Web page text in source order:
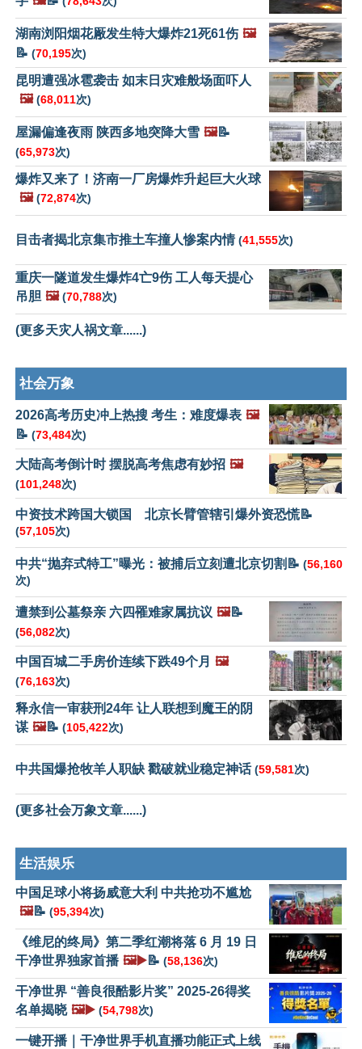
湖南浏阳烟花厰发生特大爆炸21死61伤 🖼️
📝 (70,195次)
昆明遭强冰雹袭击 如末日灾难般场面吓人
🖼️ (68,011次)
屋漏偏逢夜雨 陕西多地突降大雪 🖼️📝
(65,973次)
爆炸又来了！济南一厂房爆炸升起巨大火球
🖼️ (72,874次)
目击者揭北京集市推土车撞人惨案内情(41,555次)
重庆一隧道发生爆炸4亡9伤 工人每天提心
吊胆 🖼️ (70,788次)
(更多天灾人祸文章......)
社会万象
2026高考历史冲上热搜 考生：难度爆表 🖼️
📝 (73,484次)
大陆高考倒计时 摆脱高考焦虑有妙招 🖼️
(101,248次)
中资技术跨国大锁国 北京长臂管辖引爆外资恐慌📝
(57,105次)
中共“抛弃式特工”曝光：被捕后立刻遭北京切割📝 (56,160
次)
遭禁到公墓祭亲 六四罹难家属抗议 🖼️📝
(56,082次)
中国百城二手房价连续下跌49个月 🖼️
(76,163次)
释永信一审获刑24年 让人联想到魔王的阴
谋 🖼️📝 (105,422次)
中共国爆抢牧羊人职缺 戳破就业稳定神话(59,581次)
(更多社会万象文章......)
生活娱乐
中国足球小将扬威意大利 中共抢功不尴尬
🖼️📝 (95,394次)
《维尼的终局》第二季红潮将落 6 月 19 日
干净世界独家首播 🖼️▶️📝 (58,136次)
干净世界 “善良很酷影片奖” 2025-26得奖
名单揭晓 🖼️▶️ (54,798次)
一键开播｜干净世界手机直播功能正式上线